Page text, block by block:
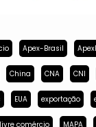
Apex-Brasil
China CNA CNI
EUA exportação
livre comércio MAPA